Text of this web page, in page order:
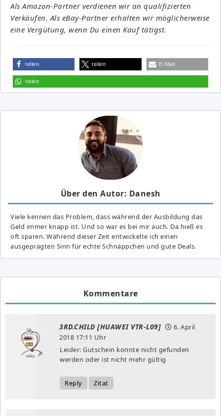
Als Amazon-Partner verdienen wir an qualifizierten
Verkäufen. Als eBay-Partner erhalten wir möglicherweise
eine Vergütung, wenn Du einen Kauf tätigst.
teilen teilen E-Mail
teilen
Über den Autor: Danesh
Viele kennen das Problem, dass während der Ausbildung das
Geld immer knapp ist. Und so war es bei mir auch. Da hieß es
oft sparen. Während dieser Zeit entwickelte ich einen
ausgeprägten Sinn für echte Schnäppchen und gute Deals.
Kommentare
3RD.CHILD [HUAWEI VTR-L09]
6. April
2018 17:11 Uhr
Leider: Gutschein konnte nicht gefunden
werden oder ist nicht mehr gültig
Reply Zitat